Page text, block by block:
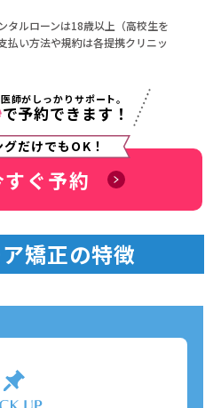
ルローンは18歳以上（高校生を
払い方法や規約は各提携クリニッ
師がしっかりサポート。
で予約できます！
だけでもOK！
ぐ予約
矯正の特徴